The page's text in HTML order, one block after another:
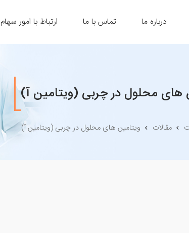
درباره ما تماس با ما ارتباط با امور سهام
های محلول در چربی (ویتامین آ)
مقالات ویتامین های محلول در چربی (ویتامین آ)